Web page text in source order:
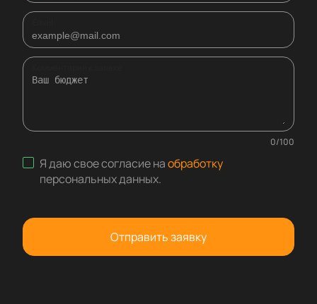
0/100
Я даю свое согласие наобработку
персональных данных.
Отправить заявку